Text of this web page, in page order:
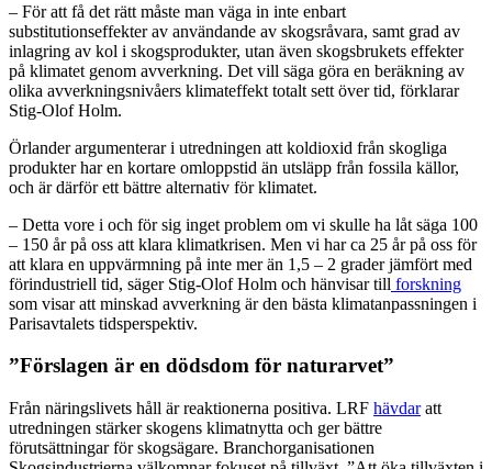
– För att få det rätt måste man väga in inte enbart
substitutionseffekter av användande av skogsråvara, samt grad av
inlagring av kol i skogsprodukter, utan även skogsbrukets effekter
på klimatet genom avverkning. Det vill säga göra en beräkning av
olika avverkningsnivåers klimateffekt totalt sett över tid, förklarar
Stig-Olof Holm.
Örlander argumenterar i utredningen att koldioxid från skogliga
produkter har en kortare omloppstid än utsläpp från fossila källor,
och är därför ett bättre alternativ för klimatet.
– Detta vore i och för sig inget problem om vi skulle ha låt säga 100
– 150 år på oss att klara klimatkrisen. Men vi har ca 25 år på oss för
att klara en uppvärmning på inte mer än 1,5 – 2 grader jämfört med
förindustriell tid, säger Stig-Olof Holm och hänvisar till forskning
som visar att minskad avverkning är den bästa klimatanpassningen i
Parisavtalets tidsperspektiv.
”Förslagen är en dödsdom för naturarvet”
Från näringslivets håll är reaktionerna positiva. LRF hävdaratt
utredningen stärker skogens klimatnytta och ger bättre
förutsättningar för skogsägare. Branchorganisationen